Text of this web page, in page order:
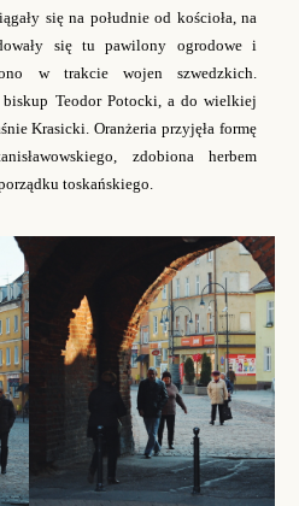
się na południe od kościoła, na
się tu pawilony ogrodowe i
w trakcie wojen szwedzkich.
biskup Teodor Potocki, a do wielkiej
Krasicki. Oranżeria przyjęła formę
zdobiona herbem
toskańskiego.